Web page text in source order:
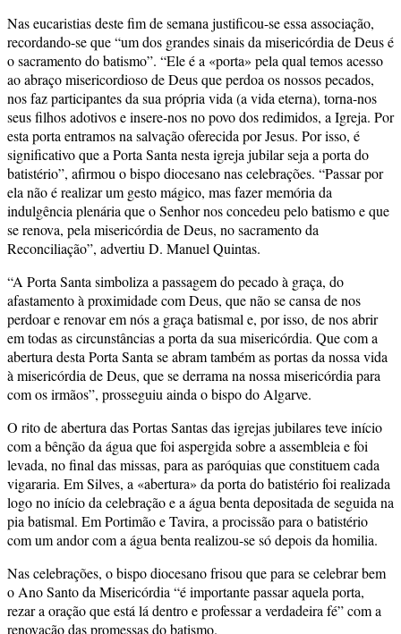
Nas eucaristias deste fim de semana justificou-se essa associação,
recordando-se que “um dos grandes sinais da misericórdia de Deus é
o sacramento do batismo”. “Ele é a «porta» pela qual temos acesso
ao abraço misericordioso de Deus que perdoa os nossos pecados,
nos faz participantes da sua própria vida (a vida eterna), torna-nos
seus filhos adotivos e insere-nos no povo dos redimidos, a Igreja. Por
esta porta entramos na salvação oferecida por Jesus. Por isso, é
significativo que a Porta Santa nesta igreja jubilar seja a porta do
batistério”, afirmou o bispo diocesano nas celebrações. “Passar por
ela não é realizar um gesto mágico, mas fazer memória da
indulgência plenária que o Senhor nos concedeu pelo batismo e que
se renova, pela misericórdia de Deus, no sacramento da
Reconciliação”, advertiu D. Manuel Quintas.
“A Porta Santa simboliza a passagem do pecado à graça, do
afastamento à proximidade com Deus, que não se cansa de nos
perdoar e renovar em nós a graça batismal e, por isso, de nos abrir
em todas as circunstâncias a porta da sua misericórdia. Que com a
abertura desta Porta Santa se abram também as portas da nossa vida
à misericórdia de Deus, que se derrama na nossa misericórdia para
com os irmãos”, prosseguiu ainda o bispo do Algarve.
O rito de abertura das Portas Santas das igrejas jubilares teve início
com a bênção da água que foi aspergida sobre a assembleia e foi
levada, no final das missas, para as paróquias que constituem cada
vigararia. Em Silves, a «abertura» da porta do batistério foi realizada
logo no início da celebração e a água benta depositada de seguida na
pia batismal. Em Portimão e Tavira, a procissão para o batistério
com um andor com a água benta realizou-se só depois da homilia.
Nas celebrações, o bispo diocesano frisou que para se celebrar bem
o Ano Santo da Misericórdia “é importante passar aquela porta,
rezar a oração que está lá dentro e professar a verdadeira fé” com a
renovação das promessas do batismo.